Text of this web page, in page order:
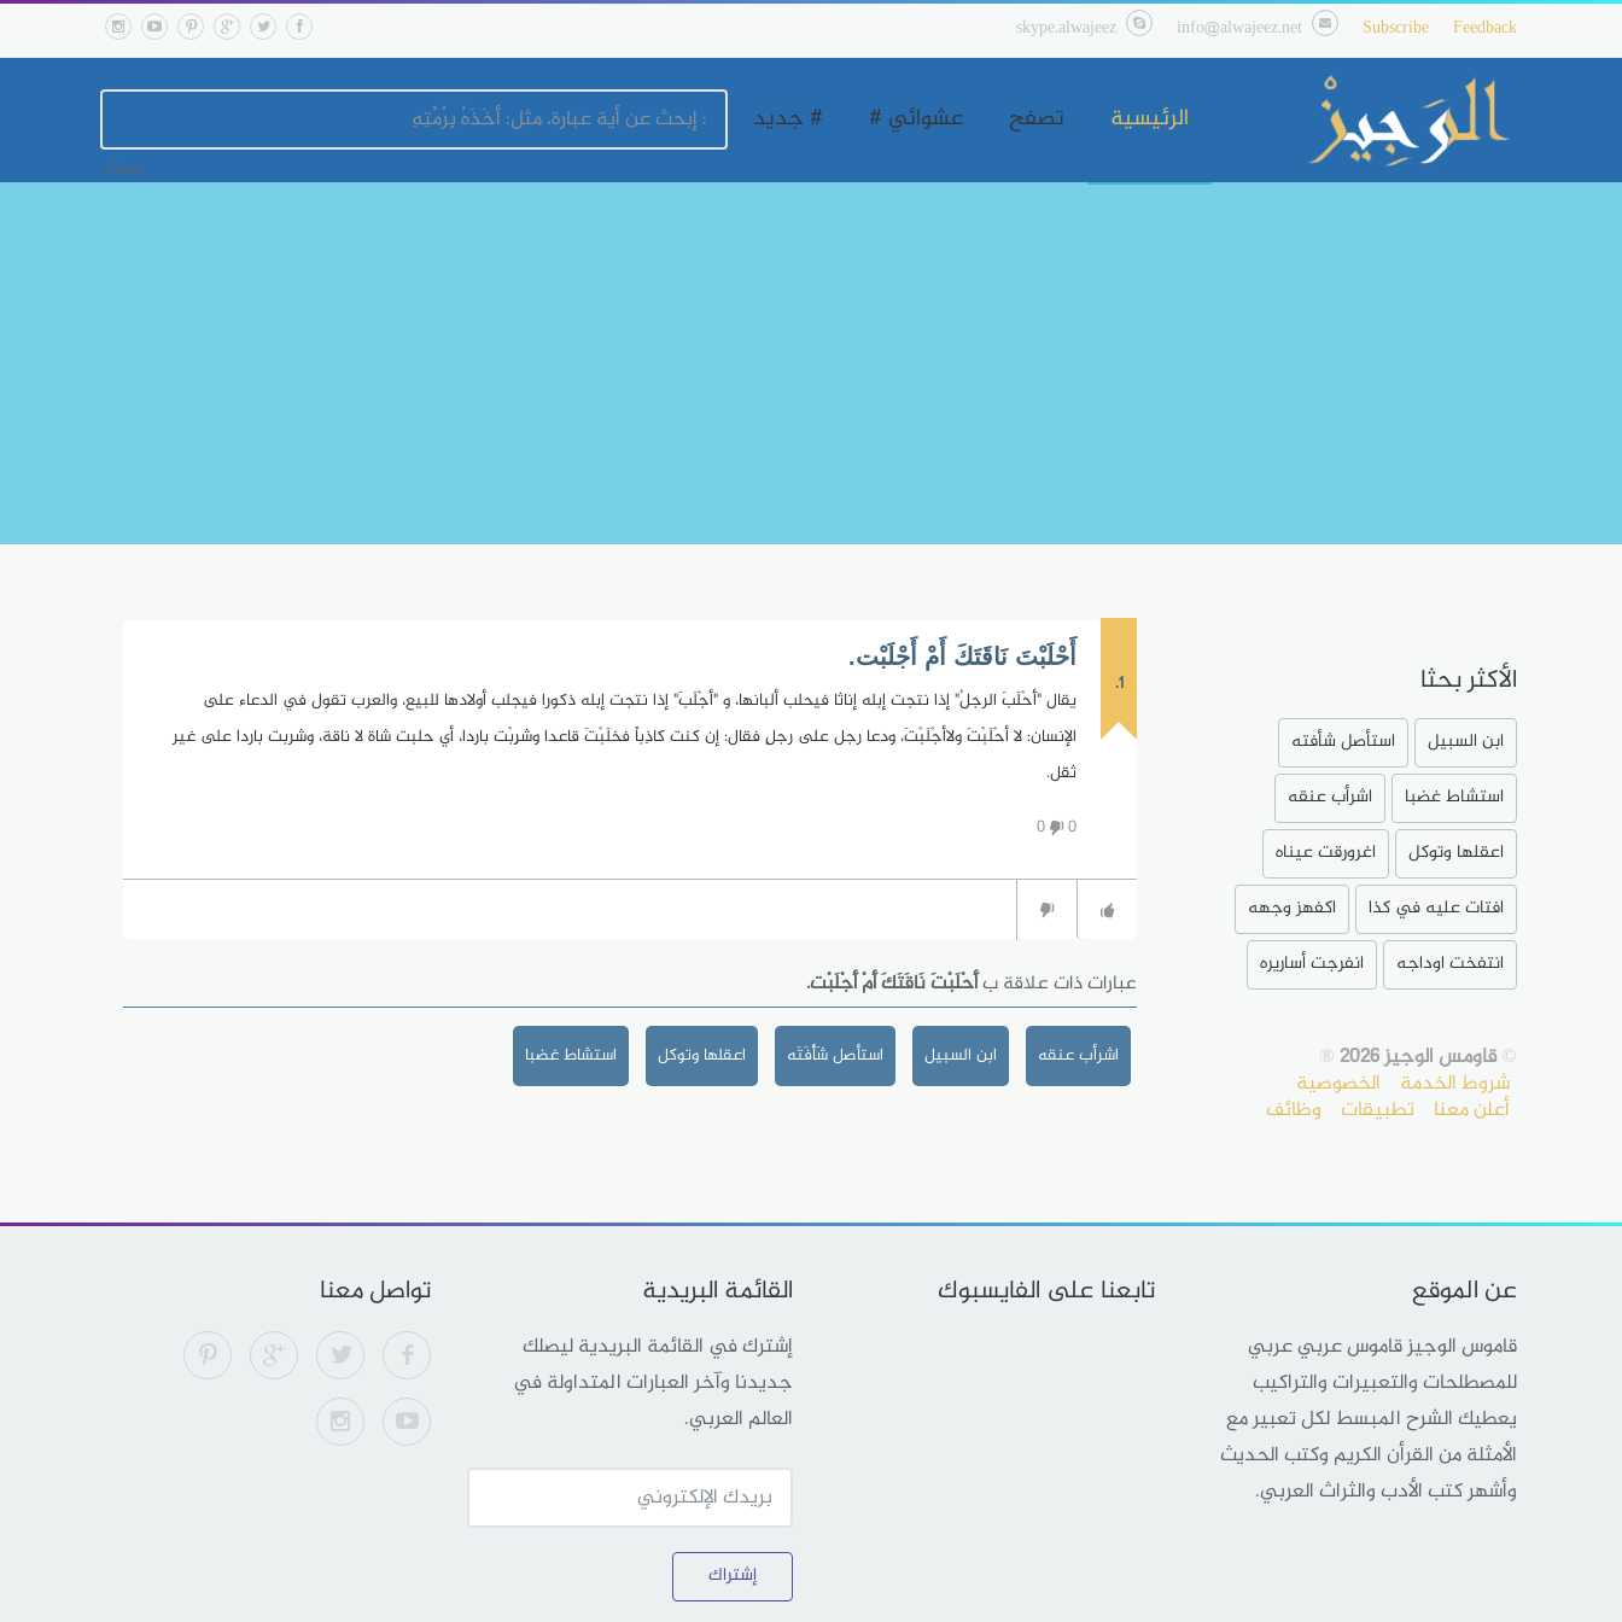
Feedback
Subscribe
info@alwajeez.net
skype.alwajeez
الرئيسية تصفح عشوائي # # جديد
1.
أَحْلَبْتَ نَاقَتَكَ أَمْ أَجْلَبْت.
يقال "أَحْلَبَ الرجلُ" إذا نتجت إبله إناثا فيحلب ألبانها، و "أجْلَبَ" إذا نتجت إبله ذكورا فيجلب أولادها للبيع، والعرب تقول في الدعاء على
الإنسان: لا أحْلَبْتَ ولاأجْلَبْتَ، ودعا رجل على رجلٍ فقال: إن كنت كاذِباً فخلَبْتَ قاعدا وشرِبْت باردا، أي حلبت شاة لا ناقة، وشربت باردا على غير
ثقل.
0
0
عبارات ذات علاقة بأَحْلَبْتَ نَاقَتَكَ أَمْ أَجْلَبْت.
اشرأب عنقه ابن السبيل استأصل شَأْفَتَه اعقلها وتوكل استشاط غضبا
الأكثر بحثا
ابن السبيل
استأصل شأفته
استشاط غضبا
اشرأب عنقه
اعقلها وتوكل
اغرورقت عيناه
افتات عليه في كذا
اكفهز وجهه
انتفخت اوداجه
انفرجت أساريره
©قاومس الوجيز 2026 ®
شروط الخدمة الخصوصية
أعلن معنا تطبيقات وظائف
عن الموقع
قاموس الوجيز قاموس عربي عربي
للمصطلحات والتعبيرات والتراكيب
يعطيك الشرح المبسط لكل تعبير مع
الأمثلة من القرأن الكريم وكتب الحديث
وأشهر كتب الأدب والثراث العربي.
تابعنا على الفايسبوك القائمة البريدية
إشترك في القائمة البريدية ليصلك
جديدنا وآخر العبارات المتداولة في
العالم العربي.
إشتراك
تواصل معنا